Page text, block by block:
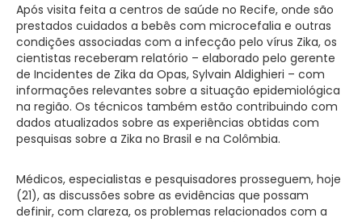
Após visita feita a centros de saúde no Recife, onde são
prestados cuidados a bebês com microcefalia e outras
condições associadas com a infecção pelo vírus Zika, os
cientistas receberam relatório – elaborado pelo gerente
de Incidentes de Zika da Opas, Sylvain Aldighieri – com
informações relevantes sobre a situação epidemiológica
na região. Os técnicos também estão contribuindo com
dados atualizados sobre as experiências obtidas com
pesquisas sobre a Zika no Brasil e na Colômbia.
Médicos, especialistas e pesquisadores prosseguem, hoje
(21), as discussões sobre as evidências que possam
definir, com clareza, os problemas relacionados com a